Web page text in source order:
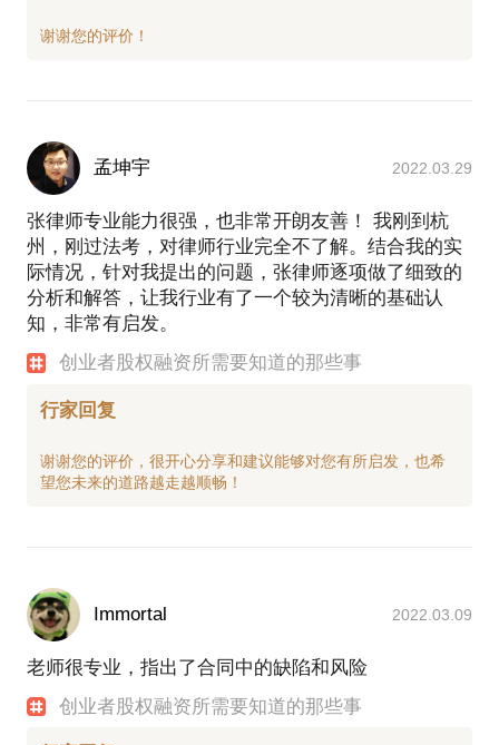
孟坤宇 2022.03.29
张律师专业能力很强，也非常开朗友善！ 我刚到杭
州，刚过法考，对律师行业完全不了解。结合我的实
际情况，针对我提出的问题，张律师逐项做了细致的
分析和解答，让我行业有了一个较为清晰的基础认
知，非常有启发。
创业者股权融资所需要知道的那些事
行家回复
谢谢您的评价，很开心分享和建议能够对您有所启发，也希
Immortal 2022.03.09
老师很专业，指出了合同中的缺陷和风险
创业者股权融资所需要知道的那些事